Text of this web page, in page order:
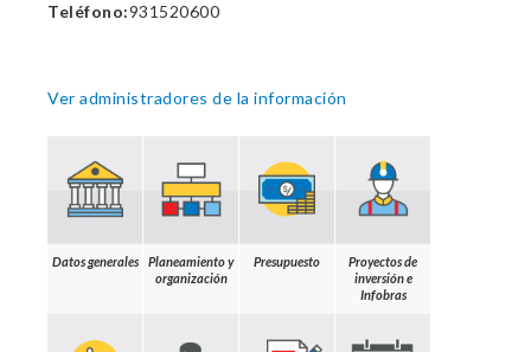
Teléfono:931520600
Ver administradores de la información
Datos generales
Planeamiento y
organización
Presupuesto
Proyectos de
inversión e
Infobras